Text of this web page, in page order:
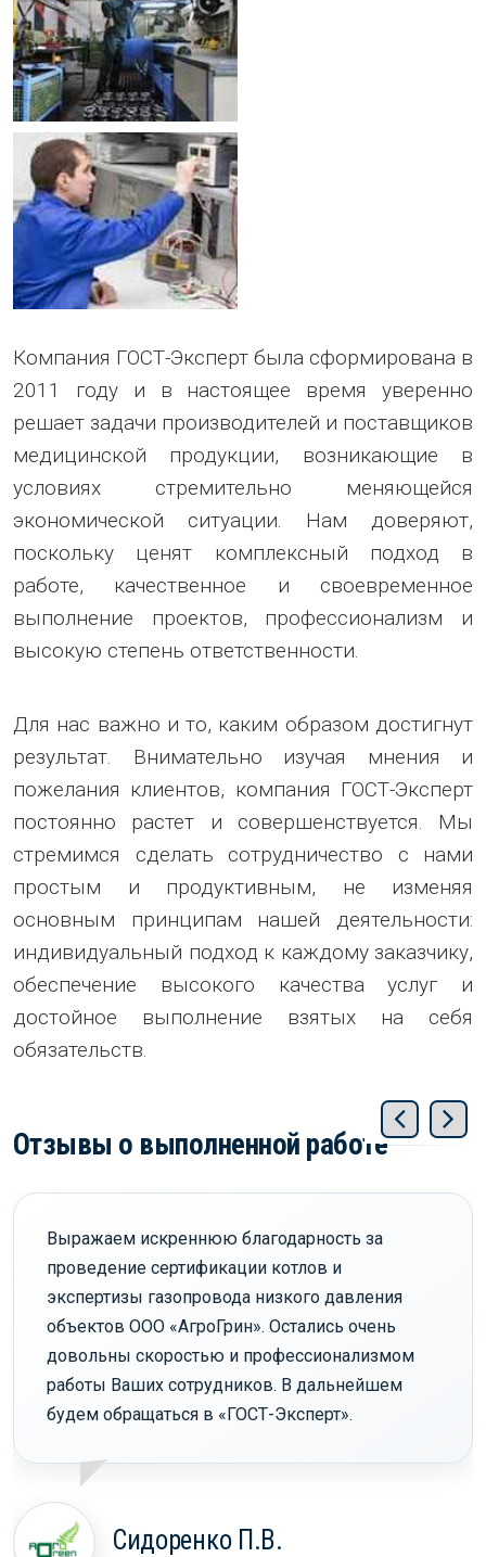
Компания ГОСТ-Эксперт была сформирована в
2011 году и в настоящее время уверенно
решает задачи производителей и поставщиков
медицинской продукции, возникающие в
условиях стремительно меняющейся
экономической ситуации. Нам доверяют,
поскольку ценят комплексный подход в
работе, качественное и своевременное
выполнение проектов, профессионализм и
высокую степень ответственности.
Для нас важно и то, каким образом достигнут
результат. Внимательно изучая мнения и
пожелания клиентов, компания ГОСТ-Эксперт
постоянно растет и совершенствуется. Мы
стремимся сделать сотрудничество с нами
простым и продуктивным, не изменяя
основным принципам нашей деятельности:
индивидуальный подход к каждому заказчику,
обеспечение высокого качества услуг и
достойное выполнение взятых на себя
обязательств.
Отзывы о выполненной работе
Выражаем искреннюю благодарность за
проведение сертификации котлов и
экспертизы газопровода низкого давления
объектов ООО «АгроГрин». Остались очень
довольны скоростью и профессионализмом
работы Ваших сотрудников. В дальнейшем
будем обращаться в «ГОСТ-Эксперт».
Сидоренко П.В.